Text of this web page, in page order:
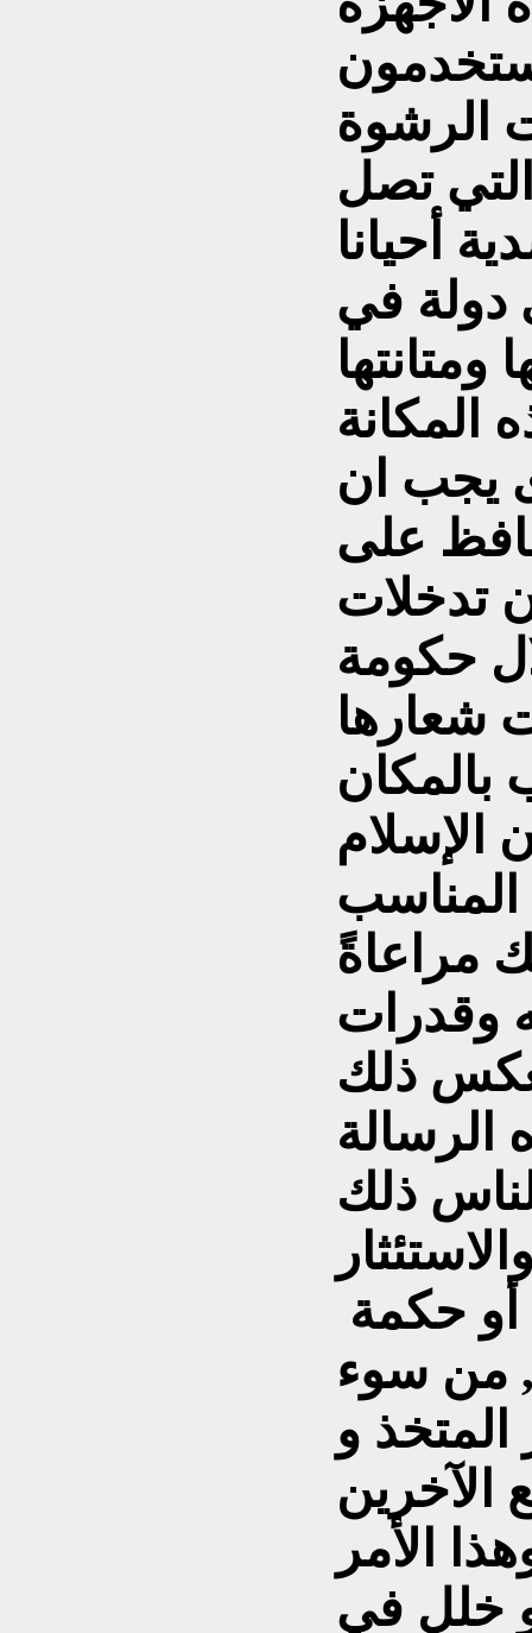
الرشوة
تصل
أحيانا
دولة في
يجب ان
على
تدخلات
حكومة
شعارها
الإسلام
مراعاةً
وقدرات
ذلك
الرسالة
ذلك
أو حكمة
, من سوء
و
الآخرين
الأمر
خلل في